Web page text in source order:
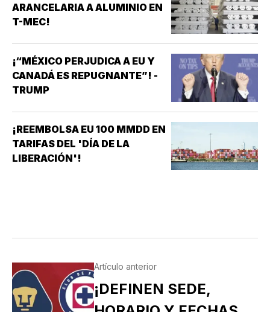
ARANCELARIA A ALUMINIO EN
T-MEC!
¡“MÉXICO PERJUDICA A EU Y
CANADÁ ES REPUGNANTE”! -
TRUMP
¡REEMBOLSA EU 100 MMDD EN
TARIFAS DEL 'DÍA DE LA
LIBERACIÓN'!
Artículo anterior
¡DEFINEN SEDE,